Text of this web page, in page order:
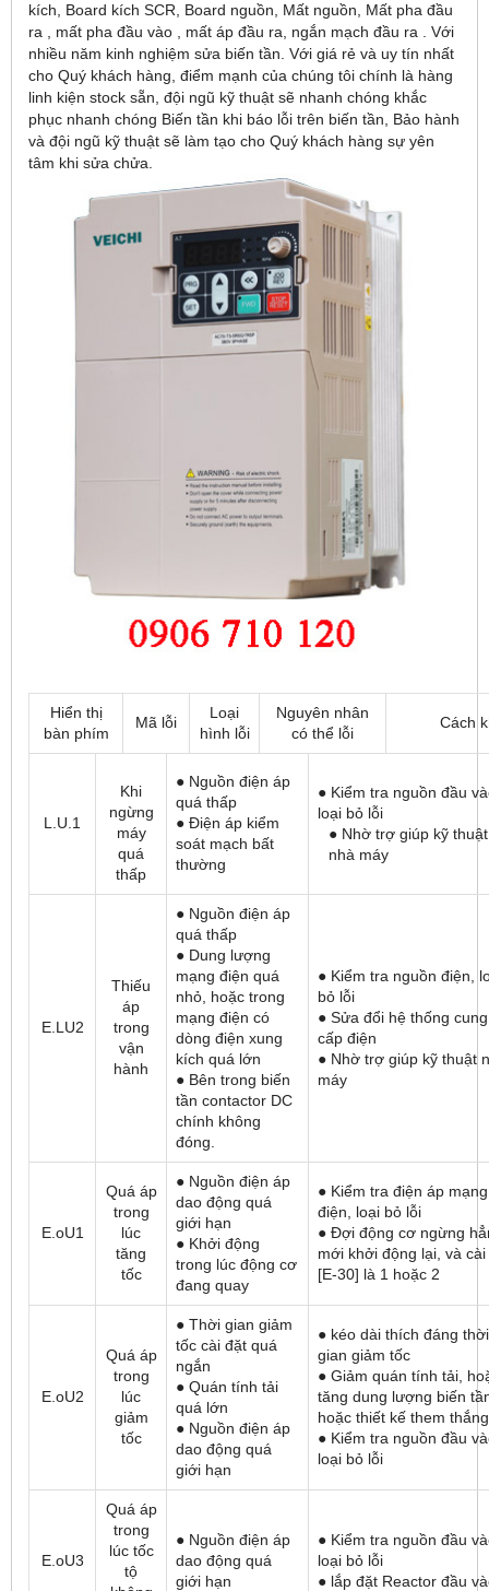
kích, Board kích SCR, Board nguồn, Mất nguồn, Mất pha đầu
ra , mất pha đầu vào , mất áp đầu ra, ngắn mạch đầu ra . Với
nhiều năm kinh nghiệm sửa biến tần. Với giá rẻ và uy tín nhất
cho Quý khách hàng, điểm mạnh của chúng tôi chính là hàng
linh kiện stock sẵn, đội ngũ kỹ thuật sẽ nhanh chóng khắc
phục nhanh chóng Biến tần khi báo lỗi trên biến tần, Bảo hành
và đội ngũ kỹ thuật sẽ làm tạo cho Quý khách hàng sự yên
tâm khi sửa chửa.
Hiển thị
bàn phím
Mã lỗi
Loại
hình lỗi
Nguyên nhân
có thể lỗi
Cách
L.U.1
Khi
ngừng
máy
quá
thấp
● Nguồn điện áp
quá thấp
● Điện áp kiểm
soát mạch bất
thường
● Kiểm tra nguồn đầu
loại bỏ lỗi
● Nhờ trợ giúp kỹ thuật
nhà máy
E.LU2
Thiếu
áp
trong
vận
hành
● Nguồn điện áp
quá thấp
● Dung lượng
mạng điện quá
nhỏ, hoặc trong
mạng điện có
dòng điện xung
kích quá lớn
● Bên trong biến
tần contactor DC
chính không
đóng.
● Kiểm tra nguồn điện,
bỏ lỗi
● Sửa đổi hệ thống cung
cấp điện
● Nhờ trợ giúp kỹ thuật
máy
E.oU1
Quá áp
trong
lúc
tăng
tốc
● Nguồn điện áp
dao động quá
giới hạn
● Khởi động
trong lúc động cơ
đang quay
● Kiểm tra điện áp mạng
điện, loại bỏ lỗi
● Đợi động cơ ngừng
mới khởi động lại, và cài
[E-30] là 1 hoặc 2
E.oU2
Quá áp
trong
lúc
giảm
tốc
● Thời gian giảm
tốc cài đặt quá
ngắn
● Quán tính tải
quá lớn
● Nguồn điện áp
dao động quá
giới hạn
● kéo dài thích đáng thời
gian giảm tốc
● Giảm quán tính tải,
tăng dung lượng biến
hoặc thiết kế them thắng
● Kiểm tra nguồn đầu
loại bỏ lỗi
E.oU3
Quá áp
trong
lúc tốc
tộ
● Nguồn điện áp
dao động quá
giới hạn
● Kiểm tra nguồn đầu
loại bỏ lỗi
● lắp đặt Reactor đầu